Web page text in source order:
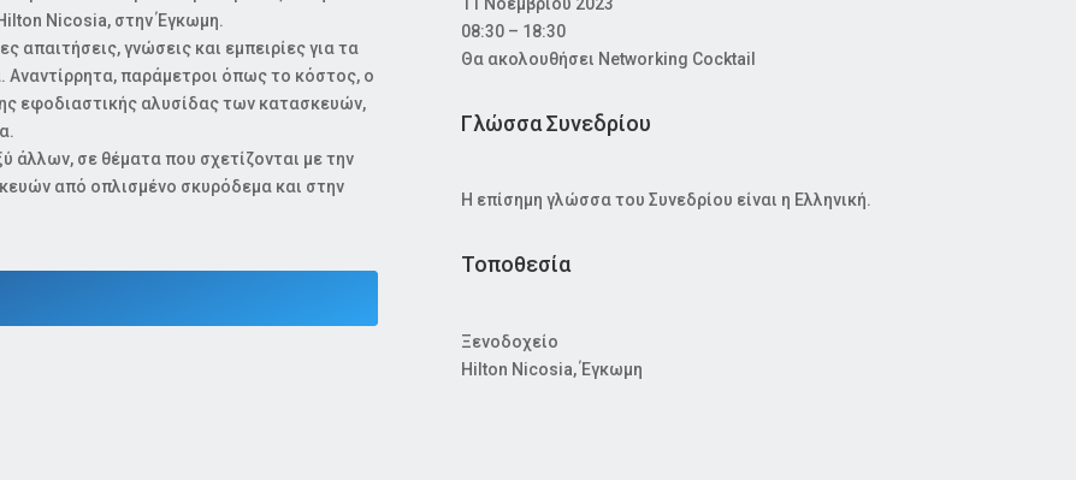
Nicosia, στην Έγκωμη.
απαιτήσεις, γνώσεις και εμπειρίες για τα
Αναντίρρητα, παράμετροι όπως το κόστος, ο
εφοδιαστικής αλυσίδας των κατασκευών,
άλλων, σε θέματα που σχετίζονται με την
από οπλισμένο σκυρόδεμα και στην
08:30 – 18:30
Θα ακολουθήσει Networking Cocktail
Γλώσσα Συνεδρίου
Η επίσημη γλώσσα του Συνεδρίου είναι η Ελληνική.
Τοποθεσία
Ξενοδοχείο
Hilton Nicosia, Έγκωμη